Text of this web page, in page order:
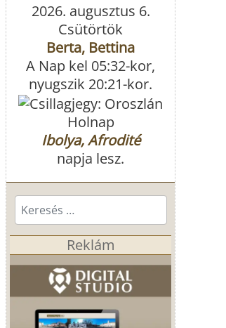
2026. augusztus 6.
Csütörtök
Berta, Bettina
A Nap kel 05:32-kor,
nyugszik 20:21-kor.
Holnap
Ibolya, Afrodité
napja lesz.
Keresés...
Reklám